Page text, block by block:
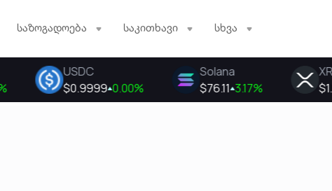
საზოგადოება საკითხავი სხვა